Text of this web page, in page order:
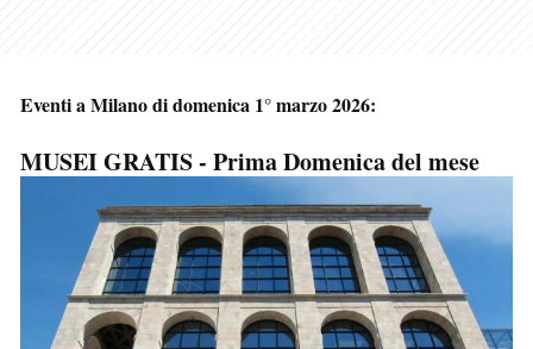
Eventi a Milano di domenica 1° marzo 2026:
MUSEI GRATIS - Prima Domenica del mese